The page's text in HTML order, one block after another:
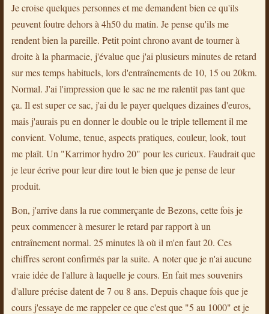
Je croise quelques personnes et me demandent bien ce qu'ils
peuvent foutre dehors à 4h50 du matin. Je pense qu'ils me
rendent bien la pareille. Petit point chrono avant de tourner à
droite à la pharmacie, j'évalue que j'ai plusieurs minutes de retard
sur mes temps habituels, lors d'entraînements de 10, 15 ou 20km.
Normal. J'ai l'impression que le sac ne me ralentit pas tant que
ça. Il est super ce sac, j'ai du le payer quelques dizaines d'euros,
mais j'aurais pu en donner le double ou le triple tellement il me
convient. Volume, tenue, aspects pratiques, couleur, look, tout
me plaît. Un "Karrimor hydro 20" pour les curieux. Faudrait que
je leur écrive pour leur dire tout le bien que je pense de leur
produit.
Bon, j'arrive dans la rue commerçante de Bezons, cette fois je
peux commencer à mesurer le retard par rapport à un
entraînement normal. 25 minutes là où il m'en faut 20. Ces
chiffres seront confirmés par la suite. A noter que je n'ai aucune
vraie idée de l'allure à laquelle je cours. En fait mes souvenirs
d'allure précise datent de 7 ou 8 ans. Depuis chaque fois que je
cours j'essaye de me rappeler ce que c'est que "5 au 1000" et je